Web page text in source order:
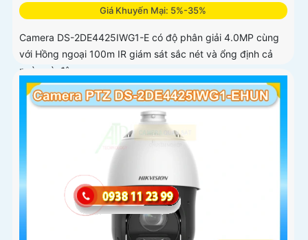
Giá Khuyến Mại: 5%-35%
Camera DS-2DE4425IWG1-E có độ phân giải 4.0MP cùng
với Hồng ngoại 100m IR giám sát sắc nét và ổng định cả
ngày và đêm